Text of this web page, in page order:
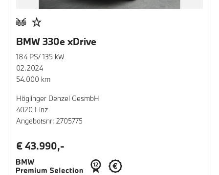
BMW 330e xDrive
184 PS/ 135 kW
02.2024
54.000 km
Höglinger Denzel GesmbH
4020 Linz
Angebotsnr: 2705775
€ 43.990,-